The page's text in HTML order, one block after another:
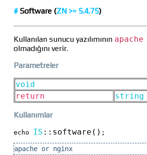
# Software (ZN >= 5.4.75)
Kullanılan sunucu yazılımının apache
olmadığını verir.
Parametreler
void
return
string
Kullanımlar
echo IS :: software() ;
apache or nginx